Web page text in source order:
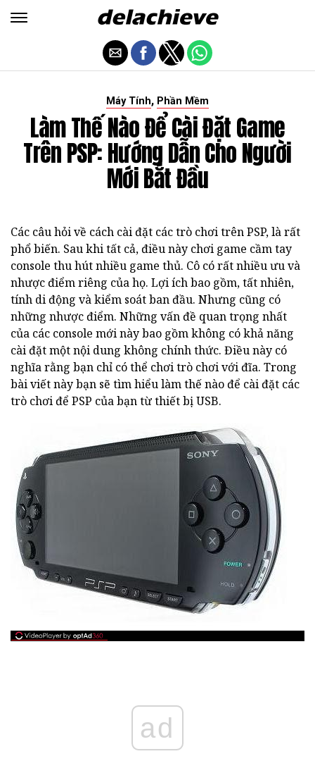
Máy Tính, Phần Mềm
Làm Thế Nào Để Cài Đặt Game
Trên PSP: Hướng Dẫn Cho Người
Mới Bắt Đầu
Các câu hỏi về cách cài đặt các trò chơi trên PSP, là rất
phổ biến. Sau khi tất cả, điều này chơi game cầm tay
console thu hút nhiều game thủ. Cô có rất nhiều ưu và
nhược điểm riêng của họ. Lợi ích bao gồm, tất nhiên,
tính di động và kiểm soát ban đầu. Nhưng cũng có
những nhược điểm. Những vấn đề quan trọng nhất
của các console mới này bao gồm không có khả năng
cài đặt một nội dung không chính thức. Điều này có
nghĩa rằng bạn chỉ có thể chơi trò chơi với đĩa. Trong
bài viết này bạn sẽ tìm hiểu làm thế nào để cài đặt các
trò chơi để PSP của bạn từ thiết bị USB.
ad